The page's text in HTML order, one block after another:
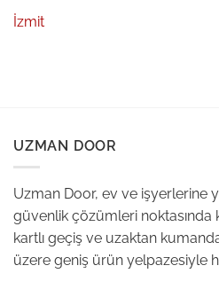
İzmit
UZMAN DOOR
Uzman Door, ev ve işyerlerine
güvenlik çözümleri noktasında
kartlı geçiş ve uzaktan
üzere geniş ürün yelpazesiyle